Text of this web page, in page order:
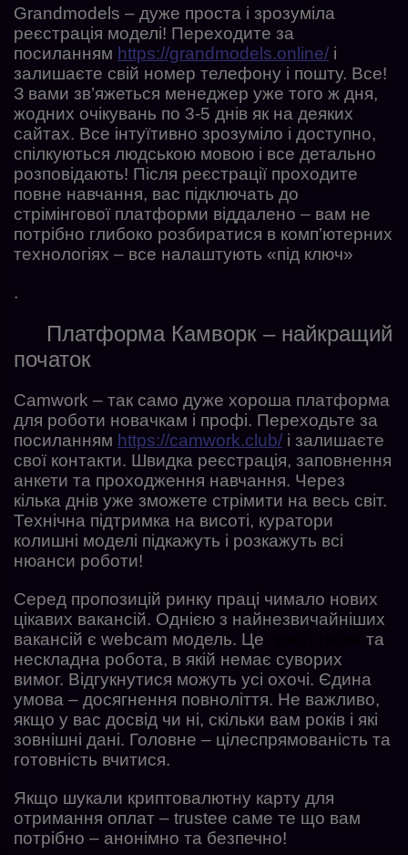
Grandmodels – дуже проста і зрозуміла
реєстрація моделі! Переходите за
посиланням https://grandmodels.online/ і
залишаєте свій номер телефону і пошту. Все!
З вами зв’яжеться менеджер уже того ж дня,
жодних очікувань по 3-5 днів як на деяких
сайтах. Все інтуїтивно зрозуміло і доступно,
спілкуються людською мовою і все детально
розповідають! Після реєстрації проходите
повне навчання, вас підключать до
стрімінгової платформи віддалено – вам не
потрібно глибоко розбиратися в комп’ютерних
технологіях – все налаштують «під ключ»
.
Платформа Камворк – найкращий
початок
Camwork – так само дуже хороша платформа
для роботи новачкам і профі. Переходьте за
посиланням https://camwork.club/ і залишаєте
свої контакти. Швидка реєстрація, заповнення
анкети та проходження навчання. Через
кілька днів уже зможете стрімити на весь світ.
Технічна підтримка на висоті, куратори
колишні моделі підкажуть і розкажуть всі
нюанси роботи!
Серед пропозицій ринку праці чимало нових
цікавих вакансій. Однією з найнезвичайніших
вакансій є webcam модель. Це
та
нескладна робота, в якій немає суворих
вимог. Відгукнутися можуть усі охочі. Єдина
умова – досягнення повноліття. Не важливо,
якщо у вас досвід чи ні, скільки вам років і які
зовнішні дані. Головне – цілеспрямованість та
готовність вчитися.
Якщо шукали криптовалютну карту для
отримання оплат – trustee саме те що вам
потрібно – анонімно та безпечно!